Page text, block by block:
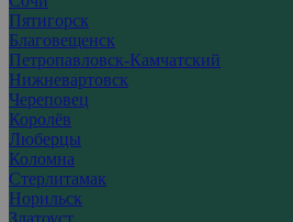
Пятигорск
Благовещенск
Петропавловск-Камчатский
Нижневартовск
Череповец
Королёв
Люберцы
Коломна
Стерлитамак
Норильск